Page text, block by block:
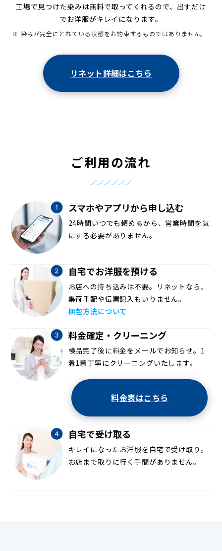
工場で見つけた染みは無料で取ってくれるので、出すだけ
でお洋服がキレイになります。
※ 染みが完全にとれている状態をお約束するものではありません。
リネット詳細はこちら
ご利用の流れ
スマホやアプリから申し込む
24時間いつでも頼めるから、営業時間を気
にする必要がありません。
自宅でお洋服を預ける
お店への持ち込みは不要。リネットなら、
集荷手配や伝票記入もいりません。
梱包方法について
料金確定・クリーニング
検品完了後に料金をメールでお知らせ。1
着1着丁寧にクリーニングいたします。
料金表はこちら
自宅で受け取る
キレイになったお洋服を自宅で受け取り。
お店まで取りに行く手間がありません。